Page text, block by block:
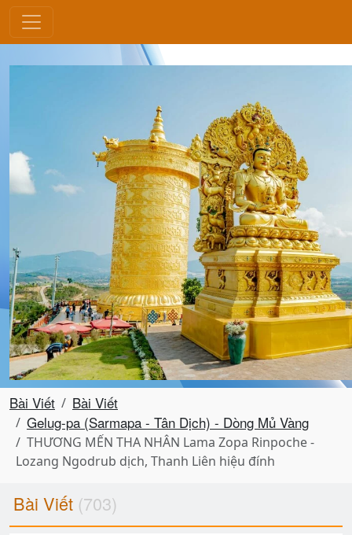
Bài Viết
Bài Viết
Gelug-pa (Sarmapa - Tân Dịch) - Dòng Mủ Vàng
THƯƠNG MẾN THA NHÂN Lama Zopa Rinpoche -
Lozang Ngodrub dịch, Thanh Liên hiệu đính
Bài Viết (703)